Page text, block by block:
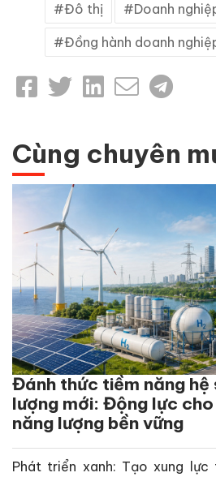
Đô thị Doanh
Đồng hành doanh
Cùng chuyên
Đánh thức tiềm năng hệ
lượng mới: Động lực
năng lượng bền vững
Phát triển xanh: Tạo xung lực